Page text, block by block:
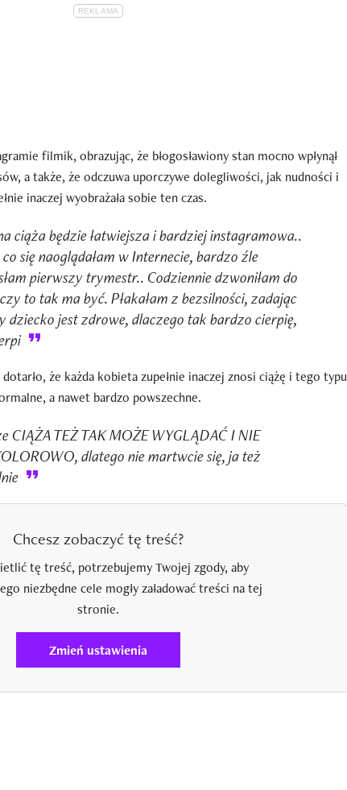
filmik, obrazując, że błogosławiony stan mocno wpłynął
a także, że odczuwa uporczywe dolegliwości, jak nudności i
inaczej wyobrażała sobie ten czas.
ciąża będzie łatwiejsza i bardziej instagramowa..
się naoglądałam w Internecie, bardzo źle
pierwszy trymestr.. Codziennie dzwoniłam do
to tak ma być. Płakałam z bezsilności, zadając
dziecko jest zdrowe, dlaczego tak bardzo cierpię,
że każda kobieta zupełnie inaczej znosi ciążę i tego typu
a nawet bardzo powszechne.
CIĄŻA TEŻ TAK MOŻE WYGLĄDAĆ I NIE
dlatego nie martwcie się, ja też
Chcesz zobaczyć tę treść?
tę treść, potrzebujemy Twojej zgody, aby
niezbędne cele mogły załadować treści na tej
stronie.
Zmień ustawienia